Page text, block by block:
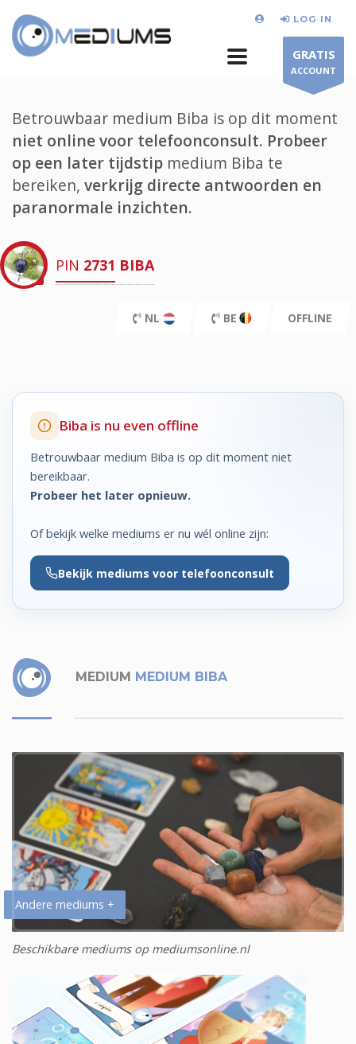
LOG IN
GRATIS
ACCOUNT
Betrouwbaar medium Biba is op dit moment
niet online voor telefoonconsult. Probeer
op een later tijdstip medium Biba te
bereiken, verkrijg directe antwoorden en
paranormale inzichten.
PIN 2731 BIBA
NL BE OFFLINE
Biba is nu even offline
Betrouwbaar medium Biba is op dit moment niet
bereikbaar.
Probeer het later opnieuw.
Of bekijk welke mediums er nu wél online zijn:
Bekijk mediums voor telefoonconsult
MEDIUM MEDIUM BIBA
Andere mediums +
Beschikbare mediums op mediumsonline.nl